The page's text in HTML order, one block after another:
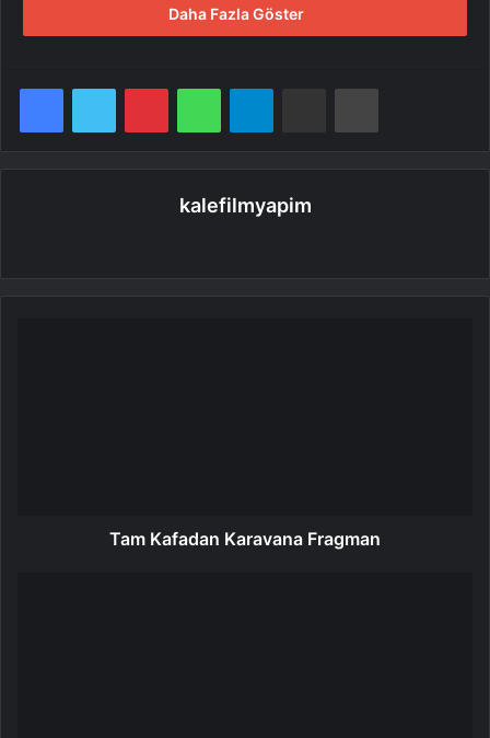
Daha Fazla Göster
FacebookTwitter PinterestWhatsAppTelegram E-Posta ile paylaş Yazdır
kalefilmyapim
Tam Kafadan Karavana Fragman